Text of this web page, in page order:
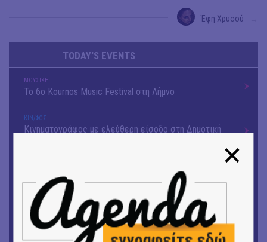
Έφη Χρυσού
TODAY'S EVENTS
ΜΟΥΣΙΚΗ
Το 6ο Kournos Music Festival στη Λήμνο
ΚΙΝ/ΦΟΣ
Κινηματογράφος με ελεύθερη είσοδο στη Δημοτική
«ΑΗ ΛΑΟΣ» | Ένα σκηνικό ρέκβιεμ για την ήττα ενός
λαού
ΕΙΚΑΣΤΙΚΑ
Ομαδική έκθεση | Προσωρινά για Πάντα